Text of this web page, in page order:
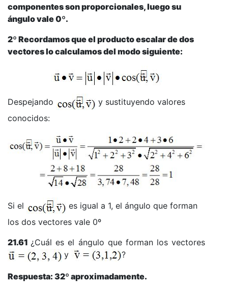
componentes son proporcionales, luego su
ángulo vale 0º.
2º Recordamos que el producto escalar de dos
vectores lo calculamos del modo siguiente:
Despejando
y sustituyendo valores
conocidos:
Si el
es igual a 1, el ángulo que forman
los dos vectores vale 0º
21.61 ¿Cuál es el ángulo que forman los vectores
y
?
Respuesta: 32º aproximadamente.